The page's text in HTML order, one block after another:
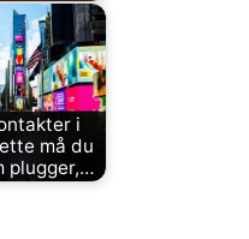
i
må du
plugger,…